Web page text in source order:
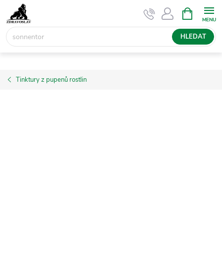
na
obsah
HLEDAT
NÁKUPNÍ
KOŠÍK
Tinktury z pupenů rostlin